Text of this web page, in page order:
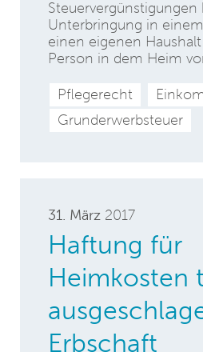
Steuervergünstigungen
Unterbringung in
einen eigenen
Person in dem Heim
Pflegerecht
Grunderwerbsteuer
31. März 2017
Haftung für
Heimkosten
Erbschaft